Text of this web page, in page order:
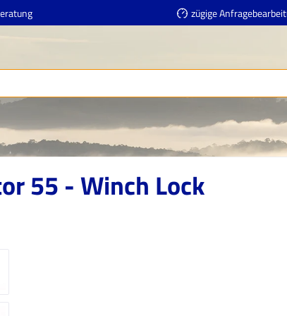
zügige
55 - Winch Lock